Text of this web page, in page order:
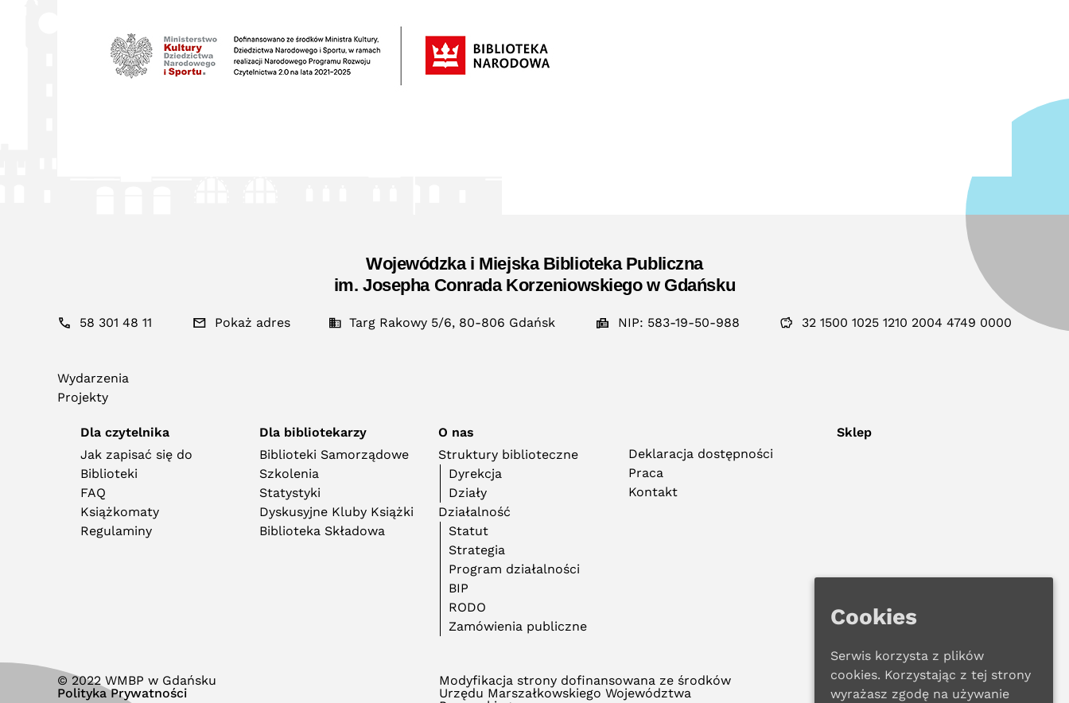
Wojewódzka i Miejska Biblioteka Publiczna
im. Josepha Conrada Korzeniowskiego w Gdańsku
58 301 48 11 Pokaż adres Targ Rakowy 5/6, 80-806 Gdańsk NIP: 583-19-50-988 32 1500 1025 1210 2004 4749 0000
Wydarzenia
Projekty
Dla czytelnika
Jak zapisać się do
Biblioteki
FAQ
Książkomaty
Regulaminy
Dla bibliotekarzy
Biblioteki Samorządowe
Szkolenia
Statystyki
Dyskusyjne Kluby Książki
Biblioteka Składowa
O nas
Struktury biblioteczne
Dyrekcja
Działy
Działalność
Statut
Strategia
Program działalności
BIP
RODO
Zamówienia publiczne
Deklaracja dostępności
Praca
Kontakt
Sklep
© 2022 WMBP w Gdańsku
Polityka Prywatności
Modyfikacja strony dofinansowana ze środków
Urzędu Marszałkowskiego Województwa
Cookies
Serwis korzysta z plików
cookies. Korzystając z tej strony
wyrażasz zgodę na używanie